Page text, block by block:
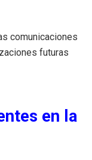
comunicaciones
futuras
en la